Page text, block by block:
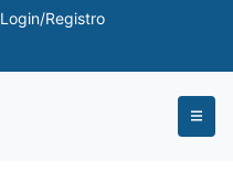
Login/Registro